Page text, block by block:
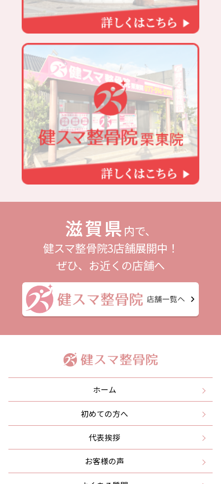
滋賀県 内で、
健スマ整骨院3店舗展開中！
ぜひ、お近くの店舗へ
ホーム
初めての方へ
代表挨拶
お客様の声